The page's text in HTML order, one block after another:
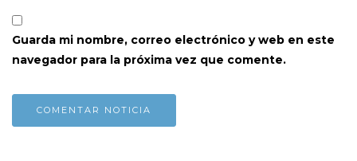
Guarda mi nombre, correo electrónico y web en este
navegador para la próxima vez que comente.